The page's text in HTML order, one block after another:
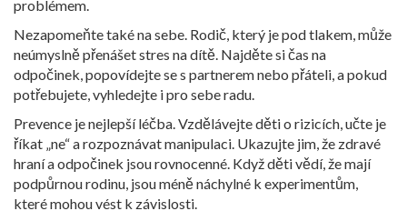
problémem.
Nezapomeňte také na sebe. Rodič, který je pod tlakem, může
neúmyslně přenášet stres na dítě. Najděte si čas na
odpočinek, popovídejte se s partnerem nebo přáteli, a pokud
potřebujete, vyhledejte i pro sebe radu.
Prevence je nejlepší léčba. Vzdělávejte děti o rizicích, učte je
říkat „ne“ a rozpoznávat manipulaci. Ukazujte jim, že zdravé
hraní a odpočinek jsou rovnocenné. Když děti vědí, že mají
podpůrnou rodinu, jsou méně náchylné k experimentům,
které mohou vést k závislosti.